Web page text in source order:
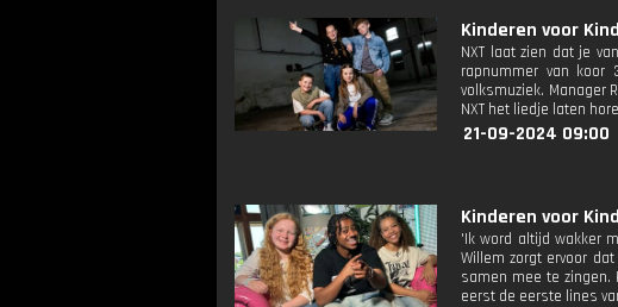
Kinderen voor
NXT laat zien dat je
rapnummer van koor
volksmuziek. Manager
NXT het liedje laten
21-09-2024 09:00
Kinderen voor
'Ik word altijd wakker
Willem zorgt ervoor
samen mee te zingen.
eerst de eerste lines